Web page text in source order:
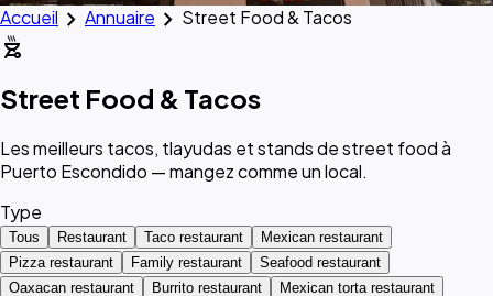
Accueil chevron_right Annuaire chevron_right Street Food & Tacos
outdoor_grill
Street Food & Tacos
Les meilleurs tacos, tlayudas et stands de street food à
Puerto Escondido — mangez comme un local.
Type
Tous Restaurant Taco restaurant
Mexican restaurant
Pizza restaurant
Family restaurant
Seafood restaurant
Oaxacan restaurant
Burrito restaurant
Mexican torta restaurant